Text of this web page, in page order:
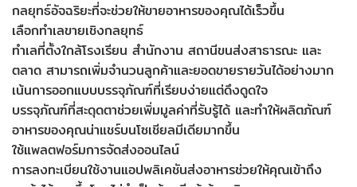
กลยุทธ์อัจฉริยะที่จะช่วยให้ขายอาหารของคุณได้เร็วขึ้น
เลือกทำเลขายเชิงกลยุทธ์
ทำเลที่ตั้งใกล้โรงเรียน สำนักงาน สถานีขนส่งสาธารณะ และ
ตลาด สามารถเพิ่มจำนวนลูกค้าและยอดขายรายวันได้อย่างมาก
เน้นการออกแบบบรรจุภัณฑ์ที่เรียบง่ายแต่ดึงดูดใจ
บรรจุภัณฑ์ที่สะดุดตาช่วยเพิ่มมูลค่าที่รับรู้ได้ และทำให้ผลิตภัณฑ์
อาหารของคุณน่าแชร์บนโซเชียลมีเดียมากขึ้น
ใช้แพลตฟอร์มการจัดส่งออนไลน์
การลงทะเบียนใช้งานแอปพลิเคชันส่งอาหารช่วยให้คุณเข้าถึง